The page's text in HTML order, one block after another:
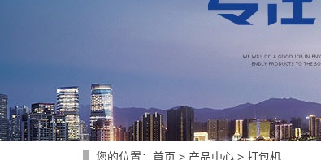
您的位置： 首页 > 产品中心 > 打包机